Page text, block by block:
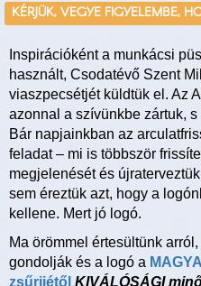
KÉRJÜK, VEGYE FIGYELEMBE,
Inspirációként a munkácsi
használt, Csodatévő Szent
viaszpecsétjét küldtük el. Az
azonnal a szívünkbe zártuk,
Bár napjainkban az
feladat – mi is többször
megjelenését és
sem éreztük azt, hogy a
kellene. Mert jó logó.
Ma örömmel értesültünk
gondolják és a logó a
zsűrijétől KIVÁLÓSÁGI